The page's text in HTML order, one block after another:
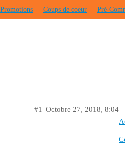
Promotions Coups de coeur Pré-
Octobre 27, 2018, 8:04
#1